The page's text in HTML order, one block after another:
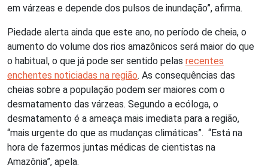
em várzeas e depende dos pulsos de inundação”, afirma.
Piedade alerta ainda que este ano, no período de cheia, o
aumento do volume dos rios amazônicos será maior do que
o habitual, o que já pode ser sentido pelas recentes
enchentes noticiadas na região. As consequências das
cheias sobre a população podem ser maiores com o
desmatamento das várzeas. Segundo a ecóloga, o
desmatamento é a ameaça mais imediata para a região,
“mais urgente do que as mudanças climáticas”. “Está na
hora de fazermos juntas médicas de cientistas na
Amazônia”, apela.